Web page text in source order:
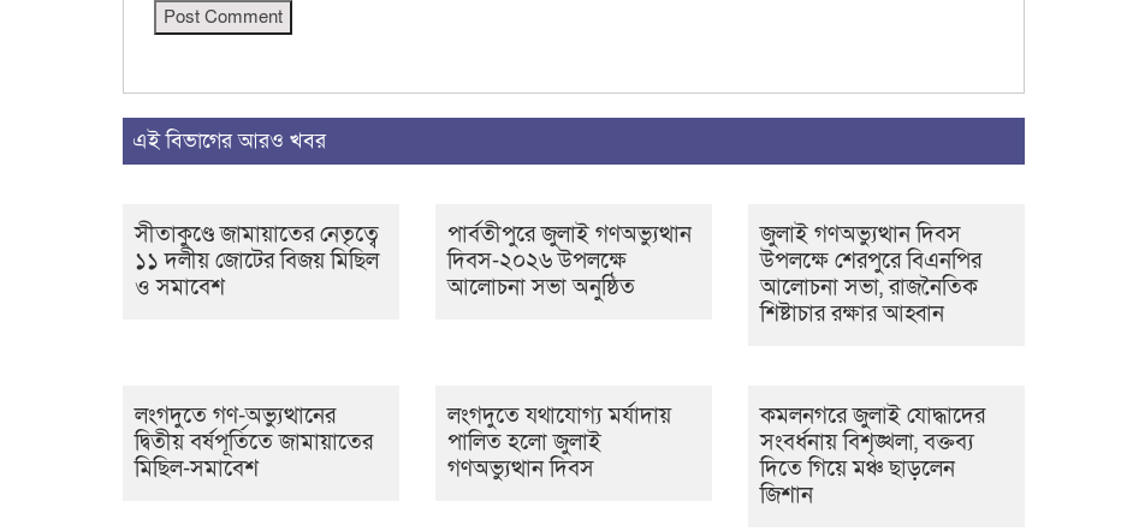
এই বিভাগের আরও খবর
সীতাকুণ্ডে জামায়াতের নেতৃত্বে
১১ দলীয় জোটের বিজয় মিছিল
ও সমাবেশ
পার্বতীপুরে জুলাই গণঅভ্যুত্থান
দিবস-২০২৬ উপলক্ষে
আলোচনা সভা অনুষ্ঠিত
জুলাই গণঅভ্যুত্থান দিবস
উপলক্ষে শেরপুরে বিএনপির
আলোচনা সভা, রাজনৈতিক
শিষ্টাচার রক্ষার আহ্বান
লংগদুতে গণ-অভ্যুত্থানের
দ্বিতীয় বর্ষপূর্তিতে জামায়াতের
মিছিল-সমাবেশ
লংগদুতে যথাযোগ্য মর্যাদায়
পালিত হলো জুলাই
গণঅভ্যুত্থান দিবস
কমলনগরে জুলাই যোদ্ধাদের
সংবর্ধনায় বিশৃঙ্খলা, বক্তব্য
দিতে গিয়ে মঞ্চ ছাড়লেন
জিশান